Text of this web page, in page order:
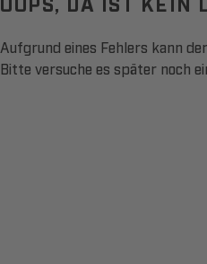
Aufgrund eines Fehlers kann
Bitte versuche es später noch